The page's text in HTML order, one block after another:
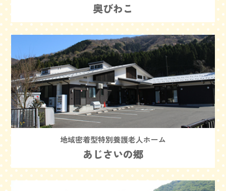
奥びわこ
地域密着型特別養護老人ホーム
あじさいの郷